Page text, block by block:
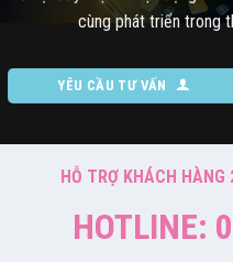
cùng phát triển trong
YÊU CẦU TƯ VẤN
HỖ TRỢ KHÁCH HÀNG
HOTLINE: